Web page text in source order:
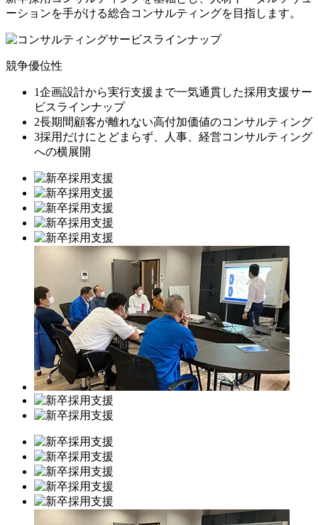
ーションを手がける総合コンサルティングを目指します。
競争優位性
1企画設計から実行支援まで一気通貫した採用支援サー
ビスラインナップ
2長期間顧客が離れない高付加価値のコンサルティング
3採用だけにとどまらず、人事、経営コンサルティング
への横展開